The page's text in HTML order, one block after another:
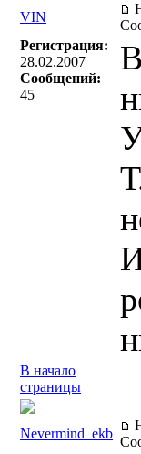
VIN
Регистрация:
28.02.2007
Сообщений:
45
В начало
страницы
Nevermind_ekb